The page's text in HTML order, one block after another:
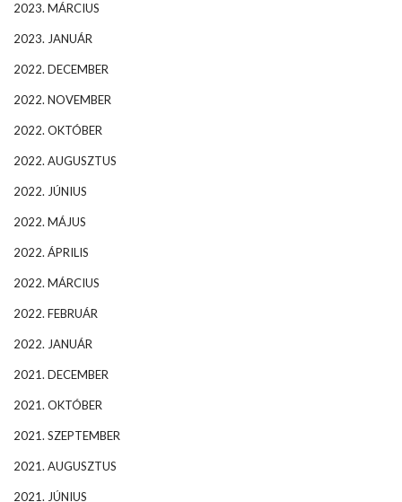
2023. MÁRCIUS
2023. JANUÁR
2022. DECEMBER
2022. NOVEMBER
2022. OKTÓBER
2022. AUGUSZTUS
2022. JÚNIUS
2022. MÁJUS
2022. ÁPRILIS
2022. MÁRCIUS
2022. FEBRUÁR
2022. JANUÁR
2021. DECEMBER
2021. OKTÓBER
2021. SZEPTEMBER
2021. AUGUSZTUS
2021. JÚNIUS